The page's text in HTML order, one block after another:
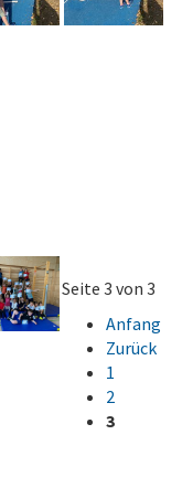
Seite 3 von 3
Anfang
Zurück
1
2
3